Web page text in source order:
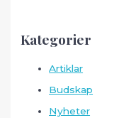
Kategorier
Artiklar
Budskap
Nyheter